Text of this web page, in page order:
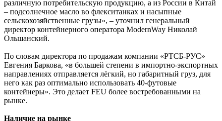
различную потребительскую продукцию, а из России в Китай
– подсолнечное масло во флекситанках и насыпные
сельскохозяйственные грузы», – уточнил генеральный
директор контейнерного оператора ModernWay Николай
Ольшанский.
По словам директора по продажам компании «РТСБ-РУС»
Евгения Баркова, «в большей степени в импортно-экспортных
направлениях отправляется лёгкий, но габаритный груз, для
него как раз оптимально использовать 40-футовые
контейнеры». Это делает FEU более востребованными на
рынке.
Наличие на рынке